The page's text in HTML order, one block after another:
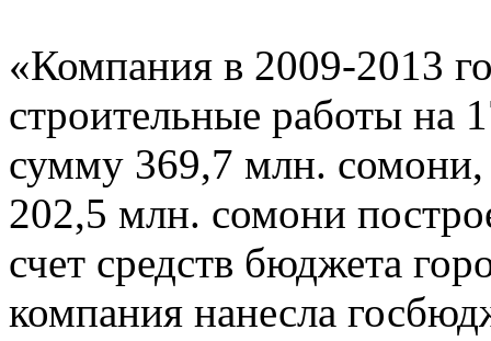
«Компания в 2009-2013
строительные работы на
сумму 369,7 млн. сомони,
202,5 млн. сомони
счет средств бюджета
компания нанесла